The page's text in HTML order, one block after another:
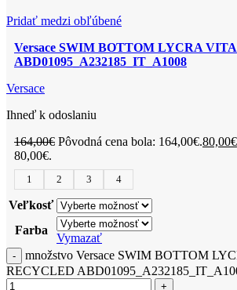
Pridať medzi obľúbené
Versace SWIM BOTTOM LYCRA
ABD01095_A232185_IT_A1008
Versace
Ihneď k odoslaniu
164,00€ Pôvodná cena bola: 164,00€.80,00€
80,00€.
1 2 3 4
Veľkosť
Farba
Vymazať
množstvo Versace SWIM BOTTOM
RECYCLED